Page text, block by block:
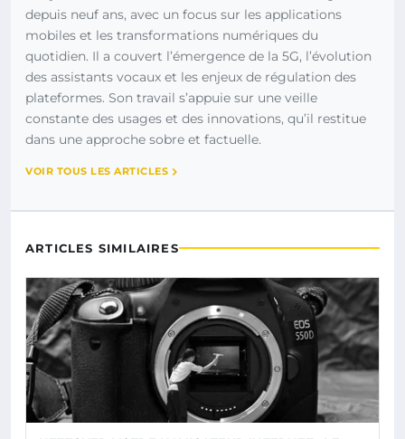
depuis neuf ans, avec un focus sur les applications
mobiles et les transformations numériques du
quotidien. Il a couvert l’émergence de la 5G, l’évolution
des assistants vocaux et les enjeux de régulation des
plateformes. Son travail s’appuie sur une veille
constante des usages et des innovations, qu’il restitue
dans une approche sobre et factuelle.
VOIR TOUS LES ARTICLES
ARTICLES SIMILAIRES